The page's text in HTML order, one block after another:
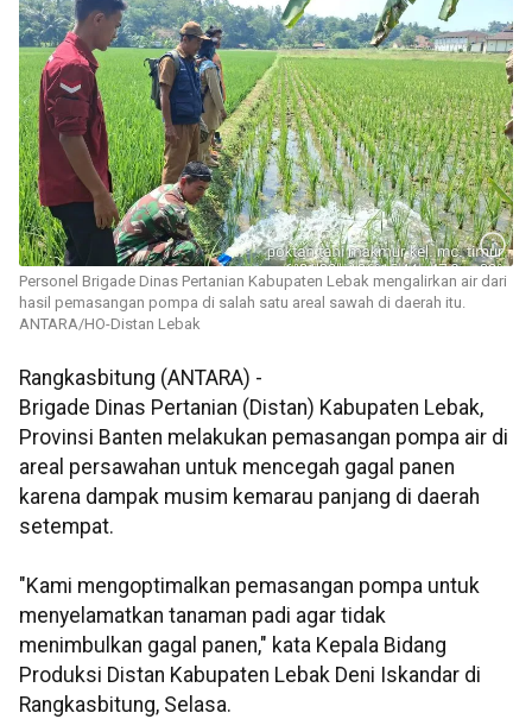
Personel Brigade Dinas Pertanian Kabupaten Lebak mengalirkan air dari
hasil pemasangan pompa di salah satu areal sawah di daerah itu.
ANTARA/HO-Distan Lebak
Rangkasbitung (ANTARA) -
Brigade Dinas Pertanian (Distan) Kabupaten Lebak,
Provinsi Banten melakukan pemasangan pompa air di
areal persawahan untuk mencegah gagal panen
karena dampak musim kemarau panjang di daerah
setempat.
"Kami mengoptimalkan pemasangan pompa untuk
menyelamatkan tanaman padi agar tidak
menimbulkan gagal panen," kata Kepala Bidang
Produksi Distan Kabupaten Lebak Deni Iskandar di
Rangkasbitung, Selasa.